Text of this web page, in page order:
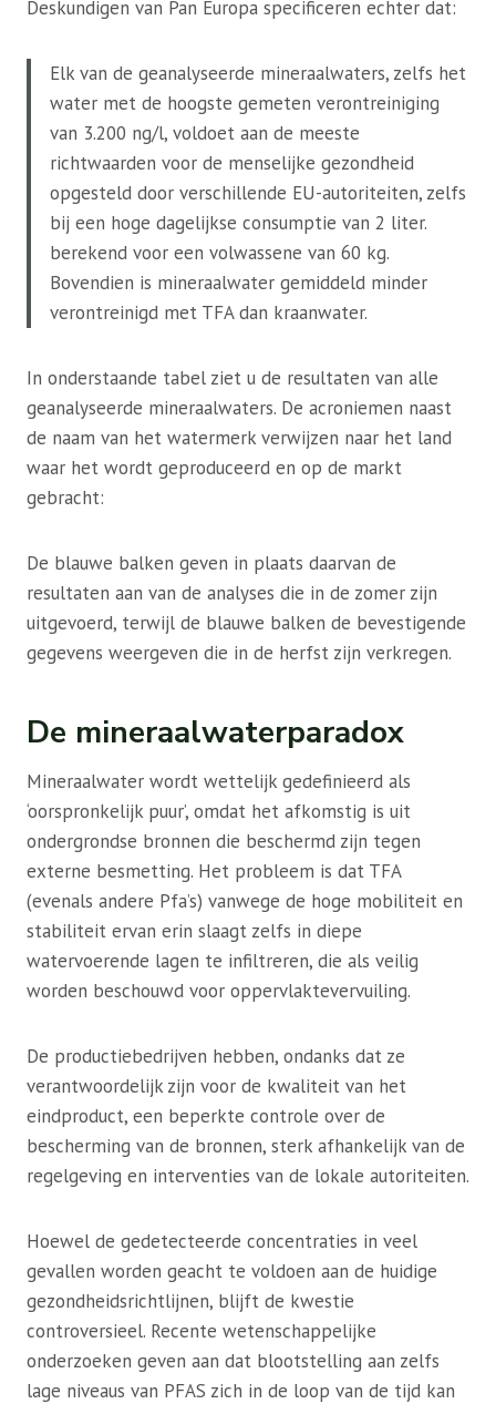
Deskundigen van Pan Europa specificeren echter dat:
Elk van de geanalyseerde mineraalwaters, zelfs het
water met de hoogste gemeten verontreiniging
van 3.200 ng/l, voldoet aan de meeste
richtwaarden voor de menselijke gezondheid
opgesteld door verschillende EU-autoriteiten, zelfs
bij een hoge dagelijkse consumptie van 2 liter.
berekend voor een volwassene van 60 kg.
Bovendien is mineraalwater gemiddeld minder
verontreinigd met TFA dan kraanwater.
In onderstaande tabel ziet u de resultaten van alle
geanalyseerde mineraalwaters. De acroniemen naast
de naam van het watermerk verwijzen naar het land
waar het wordt geproduceerd en op de markt
gebracht:
De blauwe balken geven in plaats daarvan de
resultaten aan van de analyses die in de zomer zijn
uitgevoerd, terwijl de blauwe balken de bevestigende
gegevens weergeven die in de herfst zijn verkregen.
De mineraalwaterparadox
Mineraalwater wordt wettelijk gedefinieerd als
‘oorspronkelijk puur’, omdat het afkomstig is uit
ondergrondse bronnen die beschermd zijn tegen
externe besmetting. Het probleem is dat TFA
(evenals andere Pfa’s) vanwege de hoge mobiliteit en
stabiliteit ervan erin slaagt zelfs in diepe
watervoerende lagen te infiltreren, die als veilig
worden beschouwd voor oppervlaktevervuiling.
De productiebedrijven hebben, ondanks dat ze
verantwoordelijk zijn voor de kwaliteit van het
eindproduct, een beperkte controle over de
bescherming van de bronnen, sterk afhankelijk van de
regelgeving en interventies van de lokale autoriteiten.
Hoewel de gedetecteerde concentraties in veel
gevallen worden geacht te voldoen aan de huidige
gezondheidsrichtlijnen, blijft de kwestie
controversieel. Recente wetenschappelijke
onderzoeken geven aan dat blootstelling aan zelfs
lage niveaus van PFAS zich in de loop van de tijd kan